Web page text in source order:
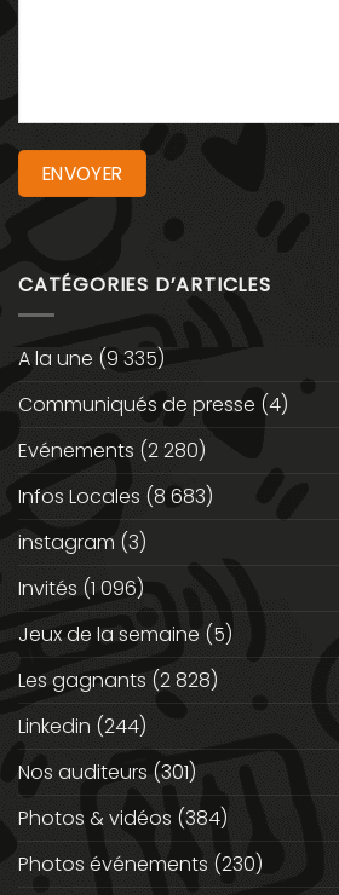
CATÉGORIES D’ARTICLES
A la une (9 335)
Communiqués de presse (4)
Evénements (2 280)
Infos Locales (8 683)
instagram (3)
Invités (1 096)
Jeux de la semaine (5)
Les gagnants (2 828)
Linkedin (244)
Nos auditeurs (301)
Photos & vidéos (384)
Photos événements (230)